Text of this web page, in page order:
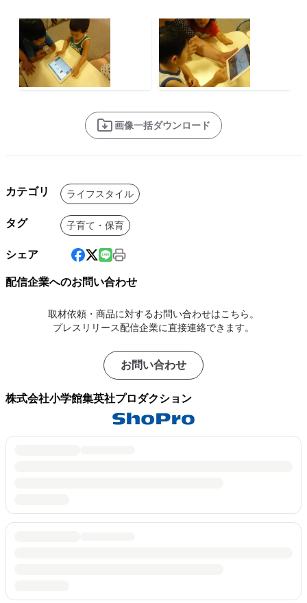
画像一括ダウンロード
カテゴリ ライフスタイル
タグ 子育て・保育
シェア
配信企業へのお問い合わせ
取材依頼・商品に対するお問い合わせはこちら。
プレスリリース配信企業に直接連絡できます。
お問い合わせ
株式会社小学館集英社プロダクション